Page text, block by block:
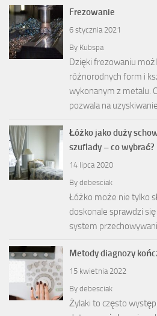
Frezowanie
6 stycznia 2021
By Kubspa
Dzięki frezowaniu
różnorodnych form i
wykonanym z metalu.
pozwala na
Łóżko jako duży
szuflady – co wybrać?
14 lipca 2020
By debesciak
Łóżko może nie tylko
doskonale sprawdzi
system
Metody diagnozy
15 kwietnia 2022
By debesciak
Żylaki to często